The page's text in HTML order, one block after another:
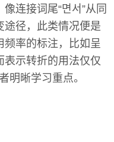
连接词尾“면서”从同
途径，此类情况便是
频率的标注，比如呈
表示转折的用法仅仅
明晰学习重点。